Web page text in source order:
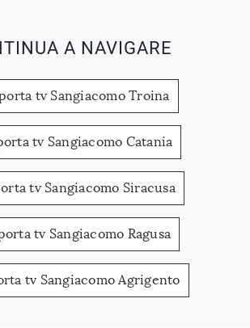
A NAVIGARE
tv Sangiacomo Troina
tv Sangiacomo Catania
tv Sangiacomo Siracusa
tv Sangiacomo Ragusa
tv Sangiacomo Agrigento